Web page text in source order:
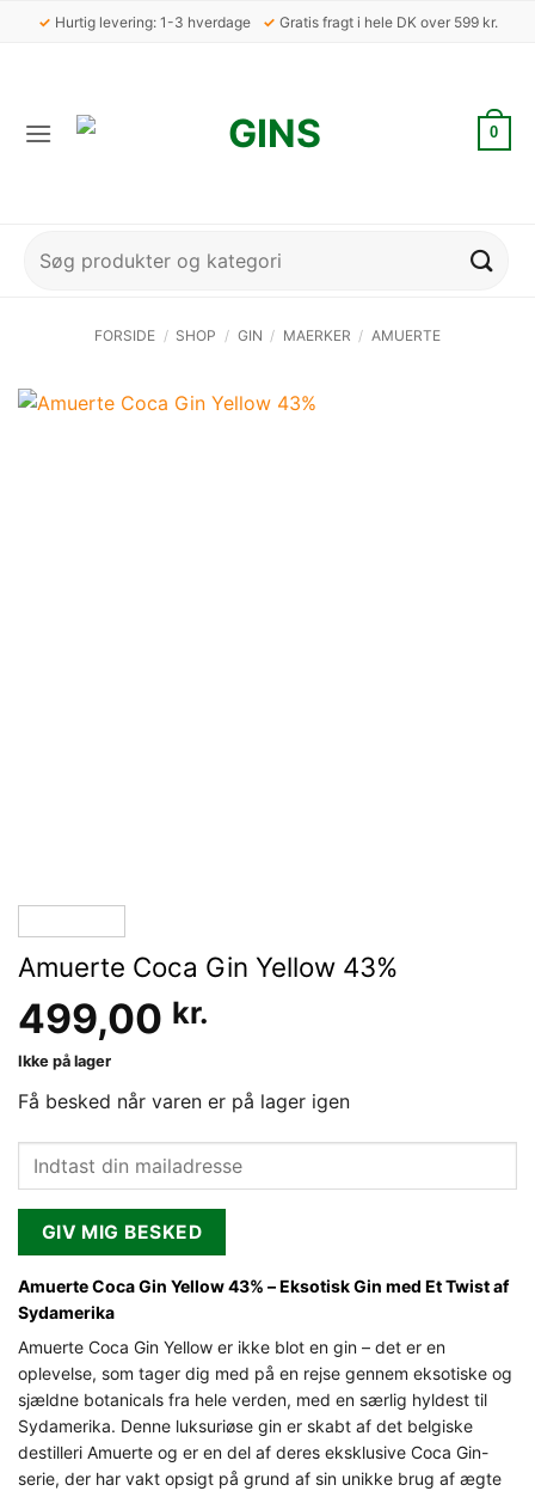
Fortsæt
✓ Hurtig levering: 1-3 hverdage ✓ Gratis fragt i hele DK over 599 kr.
0
efter:
FORSIDE / SHOP / GIN / MAERKER / AMUERTE
Amuerte Coca Gin Yellow 43%
499,00 kr.
Ikke på lager
Få besked når varen er på lager igen
GIV MIG BESKED
Amuerte Coca Gin Yellow 43% – Eksotisk Gin med Et Twist af
Sydamerika
Amuerte Coca Gin Yellow er ikke blot en gin – det er en
oplevelse, som tager dig med på en rejse gennem eksotiske og
sjældne botanicals fra hele verden, med en særlig hyldest til
Sydamerika. Denne luksuriøse gin er skabt af det belgiske
destilleri Amuerte og er en del af deres eksklusive Coca Gin-
serie, der har vakt opsigt på grund af sin unikke brug af ægte